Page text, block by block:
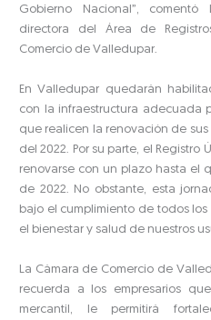
Gobierno Nacional”, comentó
directora del Área de
Comercio de Valledupar.
En Valledupar quedarán
con la infraestructura adecuada
que realicen la renovación de sus
del 2022. Por su parte, el Registro
renovarse con un plazo hasta el
de 2022. No obstante, esta
bajo el cumplimiento de todos
el bienestar y salud de nuestros
La Cámara de Comercio de
recuerda a los empresarios
mercantil, le permitirá